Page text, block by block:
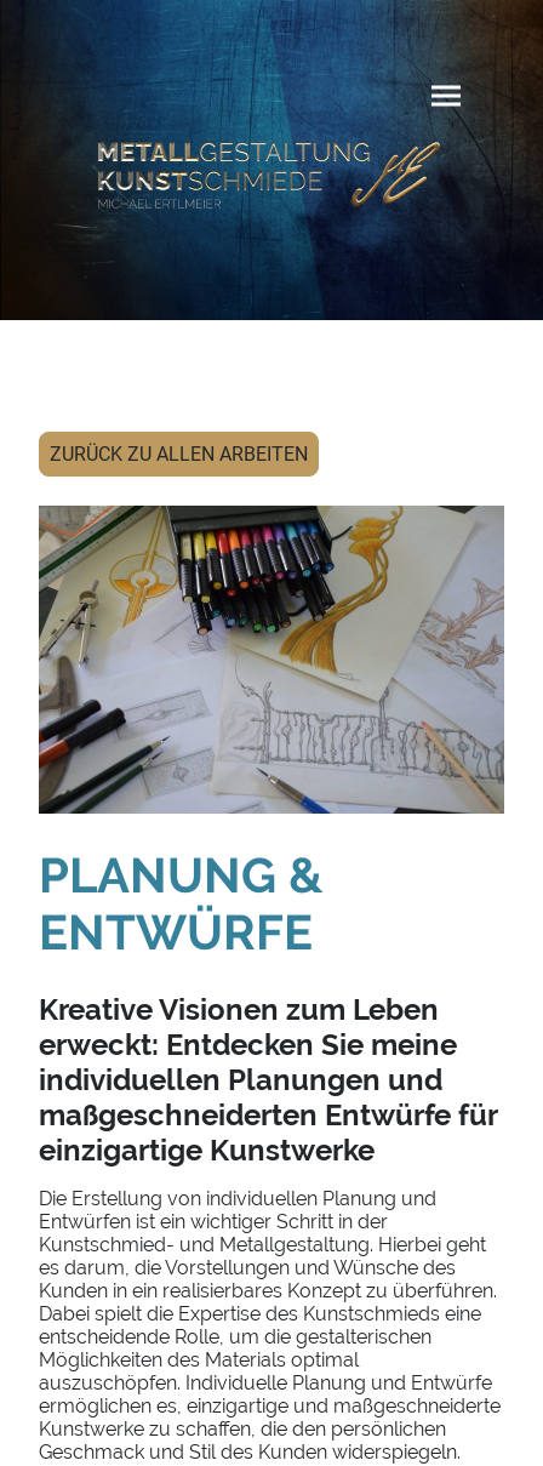
ZURÜCK ZU ALLEN ARBEITEN
PLANUNG &
ENTWÜRFE
Kreative Visionen zum Leben
erweckt: Entdecken Sie meine
individuellen Planungen und
maßgeschneiderten Entwürfe für
einzigartige Kunstwerke
Die Erstellung von individuellen Planung und
Entwürfen ist ein wichtiger Schritt in der
Kunstschmied- und Metallgestaltung. Hierbei geht
es darum, die Vorstellungen und Wünsche des
Kunden in ein realisierbares Konzept zu überführen.
Dabei spielt die Expertise des Kunstschmieds eine
entscheidende Rolle, um die gestalterischen
Möglichkeiten des Materials optimal
auszuschöpfen. Individuelle Planung und Entwürfe
ermöglichen es, einzigartige und maßgeschneiderte
Kunstwerke zu schaffen, die den persönlichen
Geschmack und Stil des Kunden widerspiegeln.